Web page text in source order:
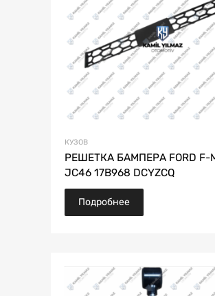
КУЗОВ
РЕШЕТКА БАМПЕРА FORD F-
JC46 17B968 DCYZCQ
Подробнее